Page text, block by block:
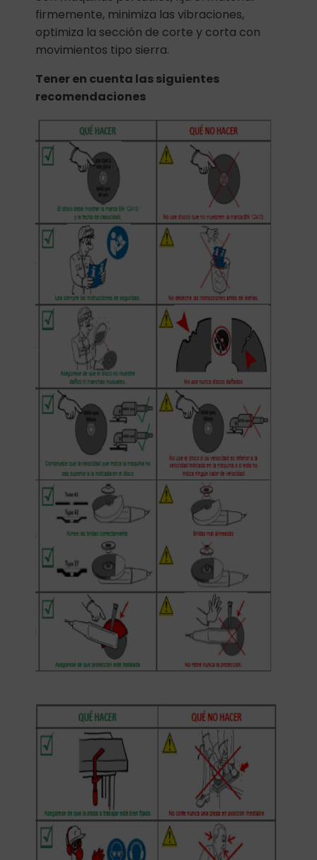
firmemente, minimiza las vibraciones,
optimiza la sección de corte y corta con
movimientos tipo sierra.
Tener en cuenta las siguientes
recomendaciones